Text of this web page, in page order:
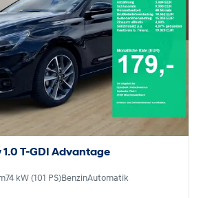
T-GDI Advantage
74 kW (101 PS)BenzinAutomatik